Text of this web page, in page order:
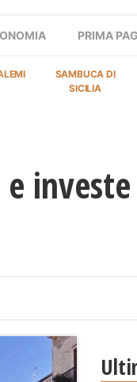
PRIMA
SAMBUCA DI
SICILIA